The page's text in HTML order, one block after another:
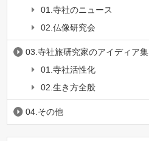
01.寺社のニュース
02.仏像研究会
03.寺社旅研究家のアイディア集
01.寺社活性化
02.生き方全般
04.その他